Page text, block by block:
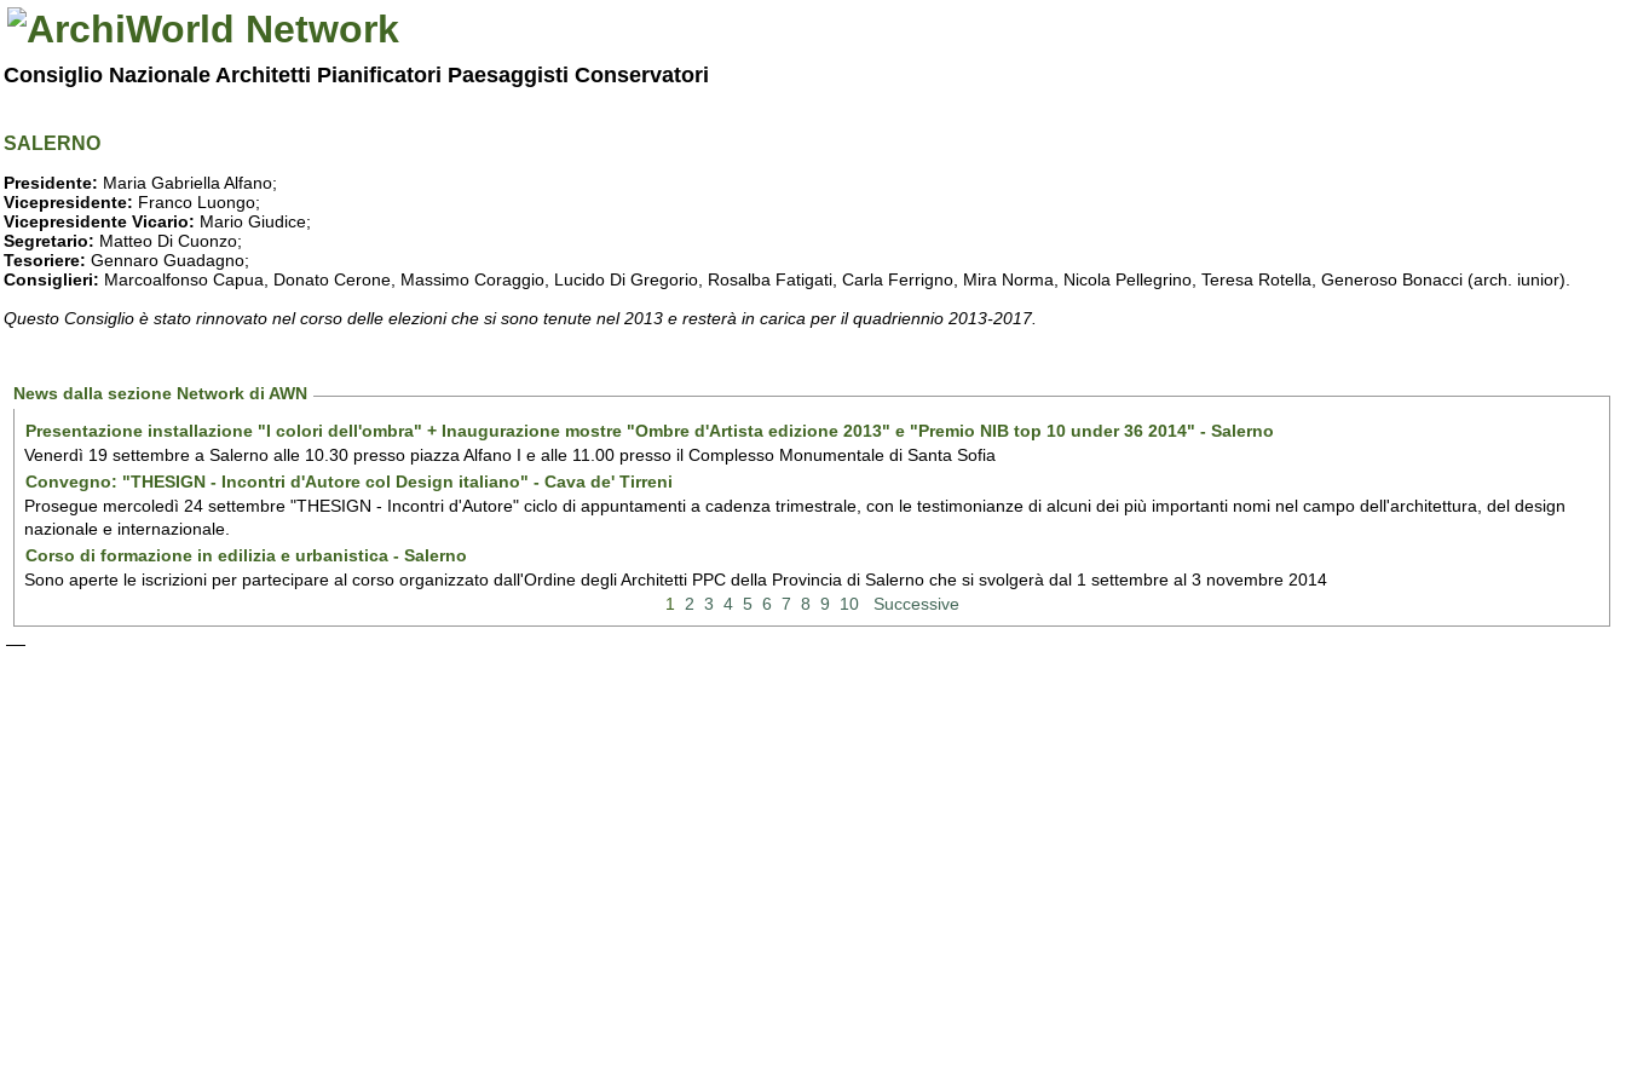
Consiglio Nazionale Architetti Pianificatori Paesaggisti Conservatori
SALERNO
Presidente: Maria Gabriella Alfano;
Vicepresidente: Franco Luongo;
Vicepresidente Vicario: Mario Giudice;
Segretario: Matteo Di Cuonzo;
Tesoriere: Gennaro Guadagno;
Consiglieri: Marcoalfonso Capua, Donato Cerone, Massimo Coraggio, Lucido Di Gregorio, Rosalba Fatigati, Carla Ferrigno, Mira Norma, Nicola Pellegrino, Teresa Rotella, Generoso Bonacci (arch. iunior).
Questo Consiglio è stato rinnovato nel corso delle elezioni che si sono tenute nel 2013 e resterà in carica per il quadriennio 2013-2017.
News dalla sezione Network di AWN
Presentazione installazione "I colori dell'ombra" + Inaugurazione mostre "Ombre d'Artista edizione 2013" e "Premio NIB top 10 under 36 2014" - Salerno
Venerdì 19 settembre a Salerno alle 10.30 presso piazza Alfano I e alle 11.00 presso il Complesso Monumentale di Santa Sofia
Convegno: "THESIGN - Incontri d'Autore col Design italiano" - Cava de' Tirreni
Prosegue mercoledì 24 settembre "THESIGN - Incontri d'Autore" ciclo di appuntamenti a cadenza trimestrale, con le testimonianze di alcuni dei più importanti nomi nel campo dell'architettura, del design
nazionale e internazionale.
Corso di formazione in edilizia e urbanistica - Salerno
Sono aperte le iscrizioni per partecipare al corso organizzato dall'Ordine degli Architetti PPC della Provincia di Salerno che si svolgerà dal 1 settembre al 3 novembre 2014
1
2 3 4 5 6 7 8 9 10 Successive